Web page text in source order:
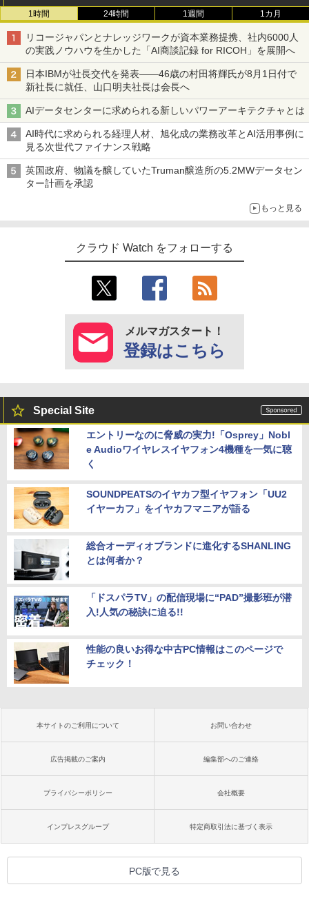
1時間 24時間 1週間 1カ月
リコージャパンとナレッジワークが資本業務提携、社内6000人
の実践ノウハウを生かした「AI商談記録 for RICOH」を展開へ
日本IBMが社長交代を発表――46歳の村田将輝氏が8月1日付で
新社長に就任、山口明夫社長は会長へ
AIデータセンターに求められる新しいパワーアーキテクチャとは
AI時代に求められる経理人材、旭化成の業務改革とAI活用事例に
見る次世代ファイナンス戦略
英国政府、物議を醸していたTruman醸造所の5.2MWデータセン
ター計画を承認
もっと見る
クラウド Watch をフォローする
メルマガスタート！
登録はこちら
Special Site
エントリーなのに脅威の実力!「Osprey」Nobl
e Audioワイヤレスイヤフォン4機種を一気に聴
く
SOUNDPEATSのイヤカフ型イヤフォン「UU2
イヤーカフ」をイヤカフマニアが語る
総合オーディオブランドに進化するSHANLING
とは何者か？
「ドスパラTV」の配信現場に“PAD”撮影班が潜
入!人気の秘訣に迫る!!
性能の良いお得な中古PC情報はこのページで
チェック！
本サイトのご利用について お問い合わせ
広告掲載のご案内 編集部へのご連絡
プライバシーポリシー 会社概要
インプレスグループ 特定商取引法に基づく表示
PC版で見る